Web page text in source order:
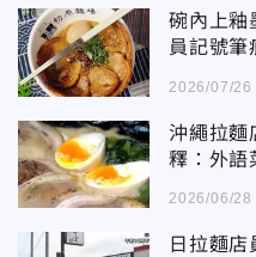
碗內上釉
員記號筆
2026/07/26
沖繩拉
釋：外語
2026/06/28
日拉麵